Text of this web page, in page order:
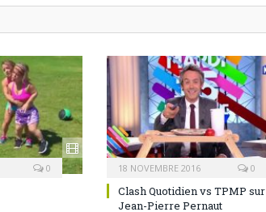
0 18 NOVEMBRE 2016 0
Clash Quotidien vs TPMP sur
Jean-Pierre Pernaut